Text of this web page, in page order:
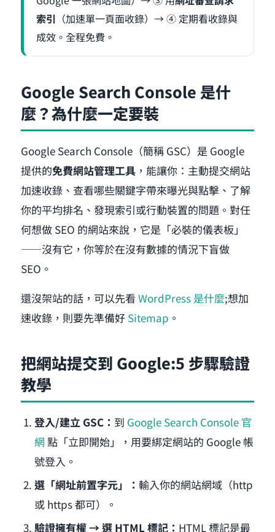
索引 （加速單一頁面收錄）→ ④ 定期看收錄與
成效。全程免費。
Google Search Console 是什
麼？為什麼一定要裝
Google Search Console（簡稱 GSC）是 Google
提供的免費網站管理工具 ，能讓你：主動提交網站
加速收錄、查看哪些關鍵字帶來曝光與點擊、了解
你的平均排名、發現索引或行動裝置的問題。對任
何想做 SEO 的網站來說，它是「必裝的儀表板」
——沒有它，你等於在沒有數據的情況下盲做
SEO。
還沒架站的話，可以先看WordPress 是什麼;想加
速收錄，則要先準備好 Sitemap 。
把網站提交到 Google:5 步驟驗證
教學
登入/建立 GSC： 到 Google Search Console 官
網 點「立即開始」，用要綁定網站的 Google 帳
號登入。
選「網址前置字元」：輸入你的網站網域（http
或 https 都可）。
驗證擁有權 → 選 HTML 標記： HTML 標記是最